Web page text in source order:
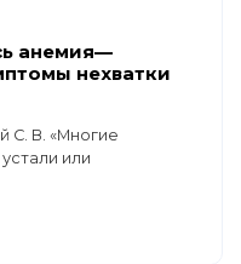
анемия—
нехватки
С. В. «Многие
или